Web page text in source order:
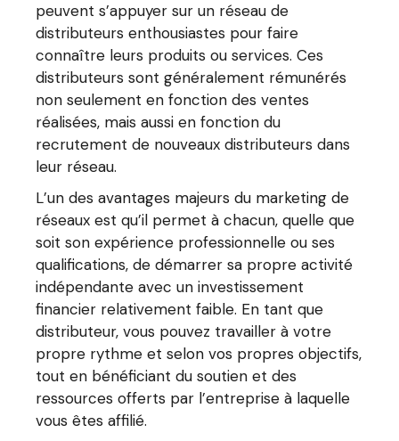
peuvent s’appuyer sur un réseau de
distributeurs enthousiastes pour faire
connaître leurs produits ou services. Ces
distributeurs sont généralement rémunérés
non seulement en fonction des ventes
réalisées, mais aussi en fonction du
recrutement de nouveaux distributeurs dans
leur réseau.
L’un des avantages majeurs du marketing de
réseaux est qu’il permet à chacun, quelle que
soit son expérience professionnelle ou ses
qualifications, de démarrer sa propre activité
indépendante avec un investissement
financier relativement faible. En tant que
distributeur, vous pouvez travailler à votre
propre rythme et selon vos propres objectifs,
tout en bénéficiant du soutien et des
ressources offerts par l’entreprise à laquelle
vous êtes affilié.